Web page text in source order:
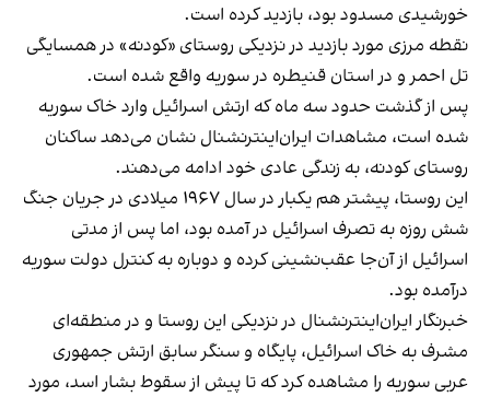
خورشیدی مسدود بود، بازدید کرده است.
نقطه‌ مرزی مورد بازدید در نزدیکی روستای «کودنه» در همسایگی
تل احمر و در استان قنیطره در سوریه واقع شده است.
پس از گذشت حدود سه ماه که ارتش اسرائیل وارد خاک سوریه
شده است، مشاهدات ایران‌اینترنشنال نشان می‌دهد ساکنان
روستای کودنه، به زندگی عادی خود ادامه می‌دهند.
این روستا، پیشتر هم یکبار در سال ۱۹۶۷ میلادی در جریان جنگ
شش روزه به تصرف اسرائیل در آمده بود، اما پس از مدتی
اسرائیل از آن‌جا عقب‌نشینی کرده و دوباره به کنترل دولت سوریه
درآمده بود.
خبرنگار ایران‌اینترنشنال در نزدیکی این روستا و در منطقه‌ای
مشرف به خاک اسرائیل، پایگاه و سنگر سابق ارتش جمهوری
عربی سوریه را مشاهده کرد که تا پیش از سقوط بشار اسد، مورد